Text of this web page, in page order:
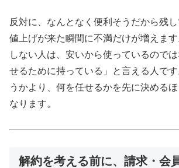
反対に、なんとなく便利そうだから残し
値上げが来た瞬間に不満だけが増えま
しない人は、安いから使っているので
せるために持っている」と言える人で
うかより、何を任せるかを先に決める
なります。
解約を考える前に、請求・会